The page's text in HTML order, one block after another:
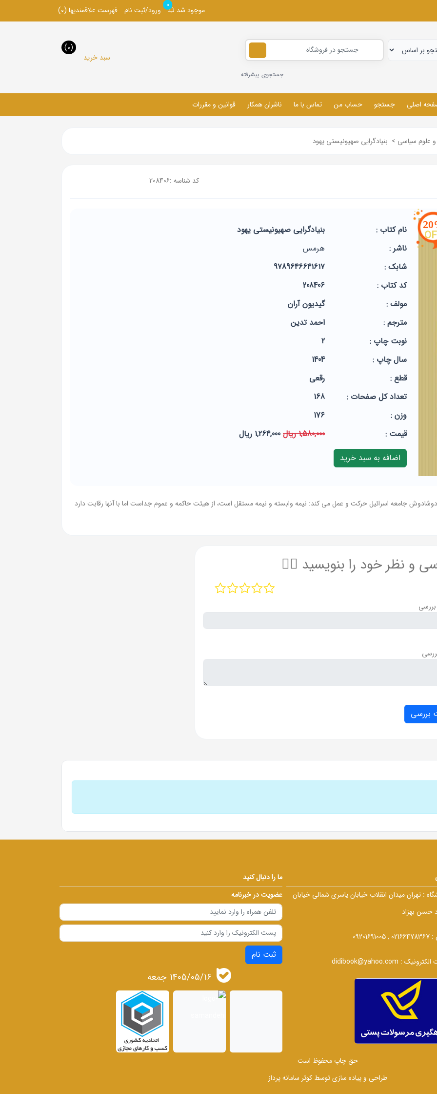
موجود شد
0
ورود/ثبت نام فهرست علاقمندیها (0)
جستجوی پیشرفته
سبد خرید
(0)
اصلی جستجو حساب من تماس با ما ناشران همکار قوانین و مقررات
علوم سیاسی > بنیادگرایی صهیونیستی یهود
کد شناسه :208406
نام کتاب :
بنیادگرایی صهیونیستی یهود
ناشر :
هرمس
شابک :
9789646641617
کد کتاب :
208406
مولف :
گیدیون آران
مترجم :
احمد تدین
نوبت چاپ :
2
سال چاپ :
1404
قطع :
رقعی
تعداد کل صفحات :
168
وزن :
176
قيمت :
1,580,000 ریال 1,264,000 ریال
جامعه اسرائیل حرکت و عمل می کند: نیمه وابسته و نیمه مستقل است، از هیئت حاکمه و عموم جداست اما با آنها رقابت دارد
و نظر خود را بنویسید ✍🏻
: تهران میدان انقلاب خیابان یاسری شمالی خیابان
حسن بهزاد
:
02166478367 , 09201691005
:
didibook@yahoo.com
ما را دنبال کنید
عضویت در خبرنامه
ثبت نام
1405/05/16 جمعه
حق چاپ محفوظ است
طراحی و پیاده سازی توسط کوثر سامانه پرداز